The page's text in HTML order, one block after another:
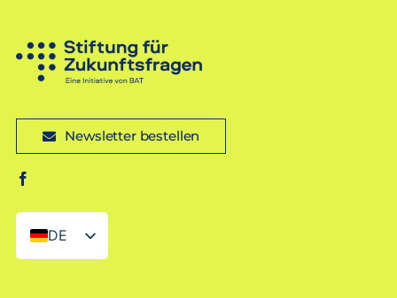
Newsletter bestellen
DE
EN